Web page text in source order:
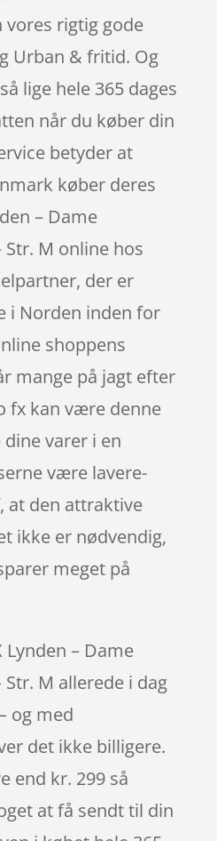
rigtig gode
Urban & fritid. Og
lige hele 365 dages
når du køber din
betyder at
køber deres
– Dame
Str. M online hos
der er
i Norden inden for
shoppens
mange på jagt efter
fx kan være denne
varer i en
være lavere-
at den attraktive
ikke er nødvendig,
meget på
Lynden – Dame
Str. M allerede i dag
og med
det ikke billigere.
end kr. 299 så
at få sendt til din